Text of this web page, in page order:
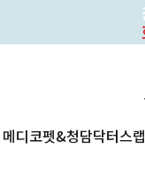
메디코펫&청담닥터스랩